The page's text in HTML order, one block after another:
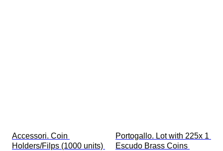
Accessori. Coin
Holders/Filps (1000 units)
Portogallo. Lot with 225x 1
Escudo Brass Coins